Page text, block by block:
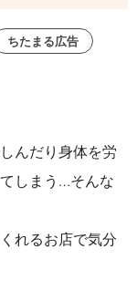
ちたまる広告
んだり身体を労
しまう…そんな
れるお店で気分